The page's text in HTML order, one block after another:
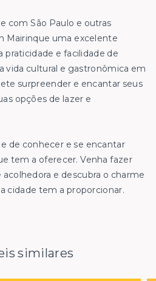
com São Paulo e outras
Mairinque uma excelente
praticidade e facilidade de
vida cultural e gastronômica em
surpreender e encantar seus
opções de lazer e
de conhecer e se encantar
tem a oferecer. Venha fazer
e descubra o charme
cidade tem a proporcionar.
similares